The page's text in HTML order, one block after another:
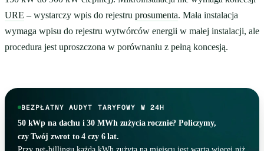
URE – wystarczy wpis do rejestru prosumenta. Mała instalacja
wymaga wpisu do rejestru wytwórców energii w małej instalacji, ale
procedura jest uproszczona w porównaniu z pełną koncesją.
BEZPŁATNY AUDYT TARYFOWY W 24H
50 kWp na dachu i 30 MWh zużycia rocznie? Policzymy,
czy Twój zwrot to 4 czy 6 lat.